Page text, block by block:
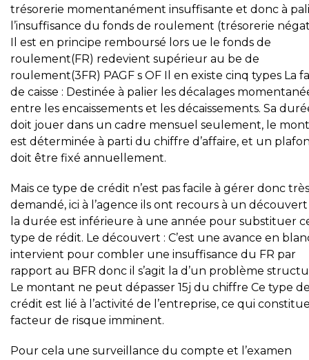
trésorerie momentanément insuffisante et donc à
l’insuffisance du fonds de roulement (trésorerie
Il est en principe remboursé lors ue le fonds de
roulement(FR) redevient supérieur au be de
roulement(3FR) PAGF s OF Il en existe cinq types La
de caisse : Destinée à palier les décalages
entre les encaissements et les décaissements. Sa
doit jouer dans un cadre mensuel seulement, le
est déterminée à parti du chiffre d’affaire, et un
doit être fixé annuellement.
Mais ce type de crédit n’est pas facile à gérer donc
demandé, ici à l’agence ils ont recours à un
la durée est inférieure à une année pour substituer
type de rédit. Le découvert : C’est une avance en
intervient pour combler une insuffisance du FR par
rapport au BFR donc il s’agit la d’un problème
Le montant ne peut dépasser 15j du chiffre Ce type
crédit est lié à l’activité de l’entreprise, ce qui
facteur de risque imminent.
Pour cela une surveillance du compte et l’examen